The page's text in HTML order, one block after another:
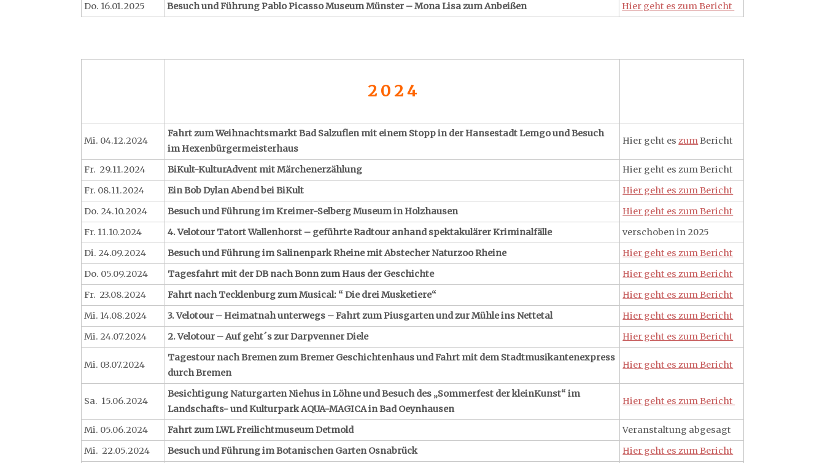
Do. 16.01.2025
Besuch und Führung Pablo Picasso Museum Münster – Mona Lisa zum Anbeißen Hier geht es zum Bericht
2 0 2 4
Mi. 04.12.2024
Fahrt zum Weihnachtsmarkt Bad Salzuflen mit einem Stopp in der Hansestadt Lemgo und Besuch
im Hexenbürgermeisterhaus
Hier geht eszumBericht
Fr. 29.11.2024 BiKult-KulturAdvent mit Märchenerzählung
Hier geht es zum Bericht
Fr. 08.11.2024
Ein Bob Dylan Abend bei BiKult
Hier geht es zum Bericht
Do. 24.10.2024
Besuch und Führung im Kreimer-Selberg Museum in Holzhausen
Hier geht es zum Bericht
Fr. 11.10.2024
4. Velotour Tatort Wallenhorst – geführte Radtour anhand spektakulärer Kriminalfälle
verschoben in 2025
Di. 24.09.2024
Besuch und Führung im Salinenpark Rheine mit Abstecher Naturzoo Rheine
Hier geht es zum Bericht
Do. 05.09.2024
Tagesfahrt mit der DB nach Bonn zum Haus der Geschichte
Hier geht es zum Bericht
Fr. 23.08.2024
Fahrt nach Tecklenburg zum Musical: “ Die drei Musketiere“
Hier geht es zum Bericht
Mi. 14.08.2024
3. Velotour – Heimatnah unterwegs – Fahrt zum Piusgarten und zur Mühle ins Nettetal
Hier geht es zum Bericht
Mi. 24.07.2024
2. Velotour – Auf geht´s zur Darpvenner Diele Hier geht es zum Bericht
Mi. 03.07.2024
Tagestour nach Bremen zum Bremer Geschichtenhaus und Fahrt mit dem Stadtmusikantenexpress
durch Bremen
Hier geht es zum Bericht
Sa. 15.06.2024
Besichtigung Naturgarten Niehus in Löhne undBesuch des „Sommerfest der kleinKunst“ im
Landschafts- und Kulturpark AQUA-MAGICA in Bad Oeynhausen
Hier geht es zum Bericht
Mi. 05.06.2024 Fahrt zum LWL Freilichtmuseum Detmold
Veranstaltung abgesagt
Mi. 22.05.2024
Besuch und Führung im Botanischen Garten Osnabrück Hier geht es zum Bericht